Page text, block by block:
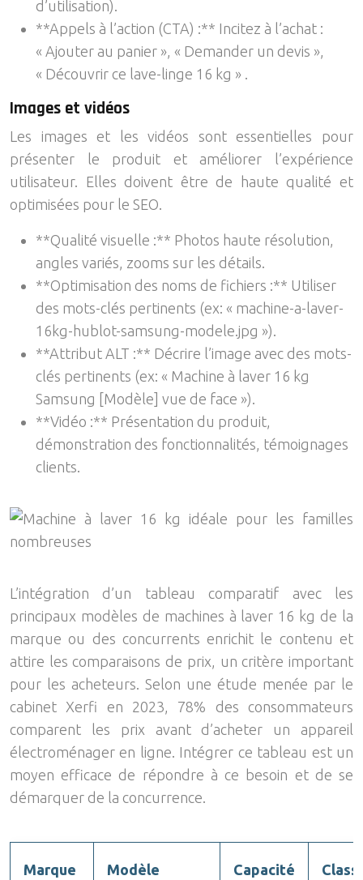
d’utilisation).
**Appels à l’action (CTA) :** Incitez à l’achat :
« Ajouter au panier », « Demander un devis »,
« Découvrir ce lave-linge 16 kg » .
Images et vidéos
Les images et les vidéos sont essentielles pour
présenter le produit et améliorer l’expérience
utilisateur. Elles doivent être de haute qualité et
optimisées pour le SEO.
**Qualité visuelle :** Photos haute résolution,
angles variés, zooms sur les détails.
**Optimisation des noms de fichiers :** Utiliser
des mots-clés pertinents (ex: « machine-a-laver-
16kg-hublot-samsung-modele.jpg »).
**Attribut ALT :** Décrire l’image avec des mots-
clés pertinents (ex: « Machine à laver 16 kg
Samsung [Modèle] vue de face »).
**Vidéo :** Présentation du produit,
démonstration des fonctionnalités, témoignages
clients.
L’intégration d’un tableau comparatif avec les
principaux modèles de machines à laver 16 kg de la
marque ou des concurrents enrichit le contenu et
attire les comparaisons de prix, un critère important
pour les acheteurs. Selon une étude menée par le
cabinet Xerfi en 2023, 78% des consommateurs
comparent les prix avant d’acheter un appareil
électroménager en ligne. Intégrer ce tableau est un
moyen efficace de répondre à ce besoin et de se
démarquer de la concurrence.
Marque Modèle Capacité